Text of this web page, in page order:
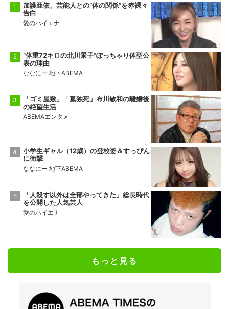
加護亜依、芸能人との“体の関係”を赤裸々
告白
愛のハイエナ
“体重72キロの北川景子”ぽっちゃり体型公
表の理由
ななにー 地下ABEMA
「ゴミ屋敷」「孤独死」布川敏和の離婚後
の絶望生活
ABEMAエンタメ
小学生ギャル（12歳）の登校姿＆すっぴん
に衝撃
ななにー 地下ABEMA
「人殺す以外は全部やってきた」総長時代
を公開した人気芸人
愛のハイエナ
もっと見る